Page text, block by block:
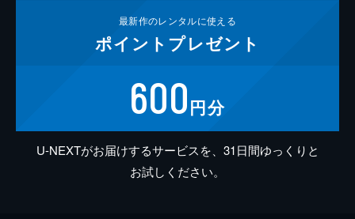
最新作のレンタルに使える
ポイント プレゼント
600円分
U-NEXTがお届けするサービスを、31日間ゆっくりと
お試しください。